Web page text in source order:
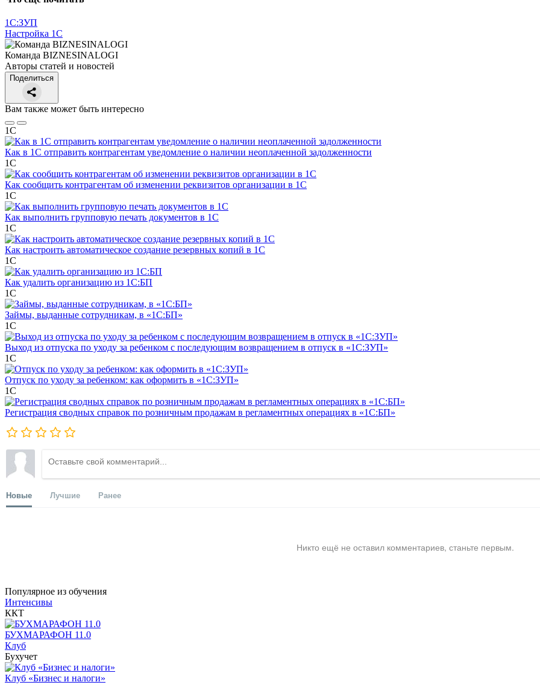
1С:ЗУП
Настройка 1С
Команда BIZNESINALOGI
Авторы статей и новостей
Поделиться
Вам также может быть интересно
1С
Как в 1С отправить контрагентам уведомление о наличии неоплаченной задолженности
1С
Как сообщить контрагентам об изменении реквизитов организации в 1C
1С
Как выполнить групповую печать документов в 1C
1С
Как настроить автоматическое создание резервных копий в 1C
1С
Как удалить организацию из 1С:БП
1С
Займы, выданные сотрудникам, в «1С:БП»
1С
Выход из отпуска по уходу за ребенком с последующим возвращением в отпуск в «1С:ЗУП»
1С
Отпуск по уходу за ребенком: как оформить в «1С:ЗУП»
1С
Регистрация сводных справок по розничным продажам в регламентных операциях в «1С:БП»
Новые Лучшие Ранее
Никто ещё не оставил комментариев, станьте первым.
Популярное из обучения
Интенсивы
ККТ
БУХМАРАФОН 11.0
Клуб
Бухучет
Клуб «Бизнес и налоги»